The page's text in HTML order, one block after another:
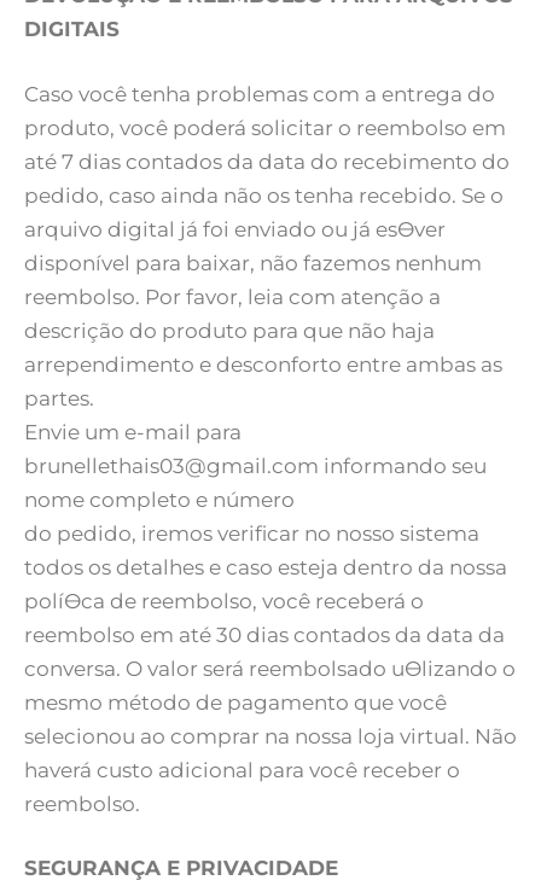
DIGITAIS
Caso você tenha problemas com a entrega do
produto, você poderá solicitar o reembolso em
até 7 dias contados da data do recebimento do
pedido, caso ainda não os tenha recebido. Se o
arquivo digital já foi enviado ou já esƟver
disponível para baixar, não fazemos nenhum
reembolso. Por favor, leia com atenção a
descrição do produto para que não haja
arrependimento e desconforto entre ambas as
partes.
Envie um e-mail para
brunellethais03@gmail.com informando seu
nome completo e número
do pedido, iremos verificar no nosso sistema
todos os detalhes e caso esteja dentro da nossa
políƟca de reembolso, você receberá o
reembolso em até 30 dias contados da data da
conversa. O valor será reembolsado uƟlizando o
mesmo método de pagamento que você
selecionou ao comprar na nossa loja virtual. Não
haverá custo adicional para você receber o
reembolso.
SEGURANÇA E PRIVACIDADE